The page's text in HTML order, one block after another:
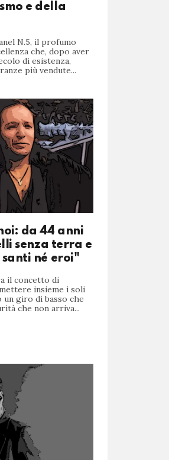
e della
N.5, il profumo
che, dopo aver
di esistenza,
più vendute...
da 44 anni
senza terra e
santi né eroi"
il concetto di
insieme i soli
giro di basso che
che non arriva...